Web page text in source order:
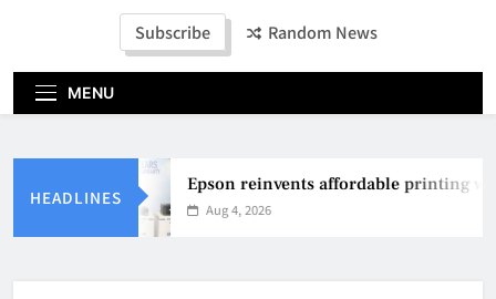
地产经纪行业蓬勃发展
Subscribe Random News
MENU
HEADLINES
Epson reinvents affordable printing
Aug 4, 2026